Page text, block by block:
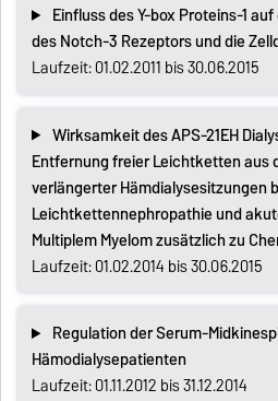
Einfluss des Y-box Proteins-1
des Notch-3 Rezeptors und die
Laufzeit: 01.02.2011 bis 30.06.2015
Wirksamkeit des APS-21EH
Entfernung freier Leichtketten aus
verlängerter Hämdialysesitzungen
Leichtkettennephropathie und
Multiplem Myelom zusätzlich zu
Laufzeit: 01.02.2014 bis 30.06.2015
Regulation der Serum-
Hämodialysepatienten
Laufzeit: 01.11.2012 bis 31.12.2014